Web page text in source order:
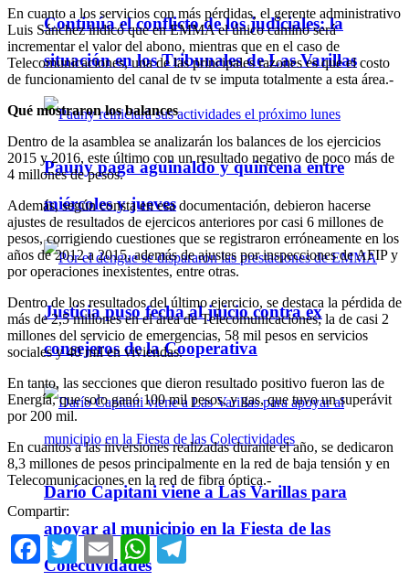
Continúa el conflicto de los judiciales: la
situación en los Tribunales de Las Varillas
Pauny paga aguinaldo y quincena entre
miércoles y jueves
Justicia puso fecha al juicio contra ex
consejeros de la Cooperativa
Darío Capitani viene a Las Varillas para
apoyar al municipio en la Fiesta de las
Colectividades
En cuanto a los servicios con más pérdidas, el gerente administrativo
Luis Sánchez indicó que en EMMA el único camino será
incrementar el valor del abono, mientras que en el caso de
Telecomunicaciones, una de las principales razones es que el costo
de funcionamiento del canal de tv se imputa totalmente a esta área.-
Qué mostraron los balances
Dentro de la asamblea se analizarán los balances de los ejercicios
2015 y 2016, este último con un resultado negativo de poco más de
4 millones de pesos.
Además, según consta en esa documentación, debieron hacerse
ajustes de resultados de ejercicos anteriores por casi 6 millones de
pesos, corrigiendo cuestiones que se registraron erróneamente en los
años de 2012 a 2015, además de ajustes por inspecciones de AFIP y
por operaciones inexistentes, entre otras.
Dentro de los resultados del último ejercicio, se destaca la pérdida de
más de 2,5 millones en el área de Telecomunicaciones; la de casi 2
millones del servicio de emergencias, 58 mil pesos en servicios
sociales y 40 mil en viviendas.
En tanto, las secciones que dieron resultado positivo fueron las de
Energía, que solo ganó 100 mil pesos, y gas, que tuvo un superávit
por 200 mil.
En cuantos a las inversiones realizadas durante el año, se dedicaron
8,3 millones de pesos principalmente en la red de baja tensión y en
Telecomunicaciones en la red de fibra óptica.-
Compartir:
Facebook
TwitterEmailWhatsApp